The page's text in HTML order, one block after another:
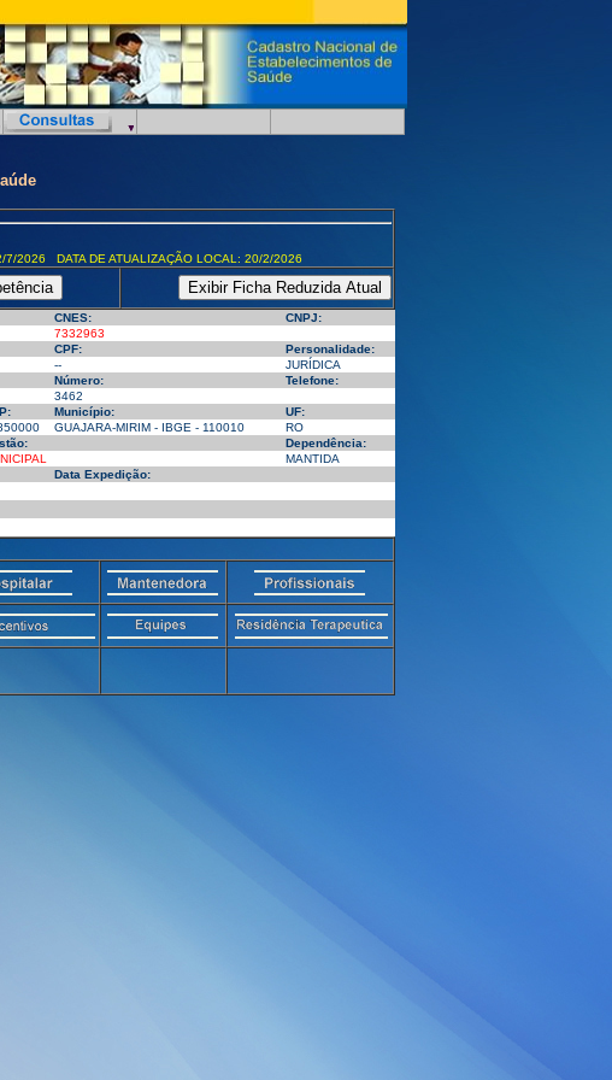
7/2026 DATA DE ATUALIZAÇÃO LOCAL: 20/2/2026
CNES:
CNPJ:
7332963
CPF:
Personalidade:
--
JURÍDICA
Número:
Telefone:
3462
Município:
UF:
GUAJARA-MIRIM - IBGE - 110010
RO
Dependência:
MANTIDA
Data Expedição: